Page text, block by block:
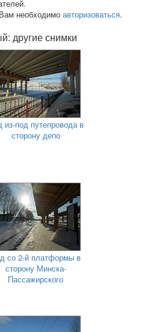
необходимо авторизоваться.
другие снимки
из-под путепровода в
сторону депо
со 2-й платформы в
сторону Минска-
Пассажирского